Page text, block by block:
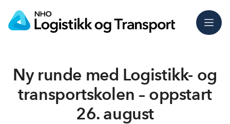
Meny
Ny runde med Logistikk- og
transportskolen – oppstart
26. august